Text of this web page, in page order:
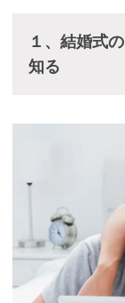
１、結婚式
知る